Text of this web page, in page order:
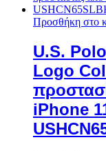
Προσθήκη στο
U.S.
Logo
iPhone